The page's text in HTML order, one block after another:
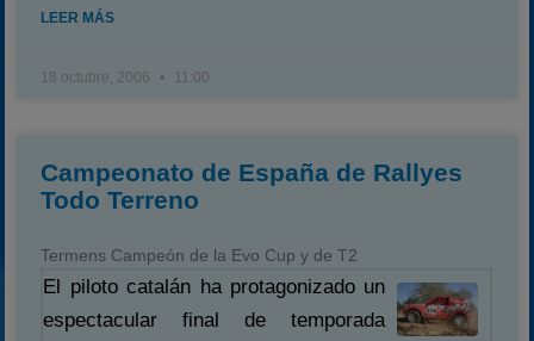
LEER MÁS
18 octubre, 2006 11:00
Campeonato de España de Rallyes
Todo Terreno
Termens Campeón de la Evo Cup y de T2
El piloto catalán ha protagonizado un
espectacular final de temporada